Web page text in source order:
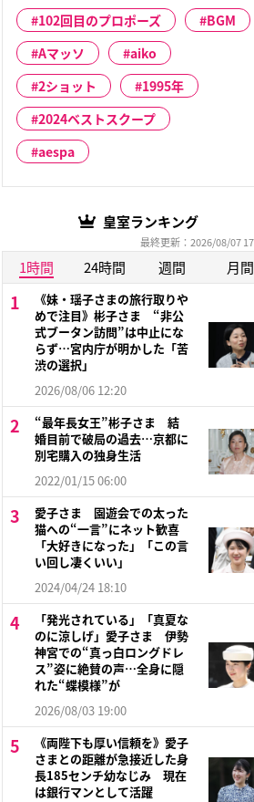
102回目のプロポーズ
BGM
Aマッソ
aiko
2ショット
1995年
2024ベストスクープ
aespa
皇室ランキング
最終更新：2026/08/07
1時間 24時間 週間 月間
《妹・瑶子さまの旅行取りや
めで注目》彬子さま “非公
式ブータン訪問”は中止にな
らず…宮内庁が明かした「苦
渋の選択」
2026/08/06 12:20
“最年長女王”彬子さま 結
婚目前で破局の過去…京都に
別宅購入の独身生活
2022/01/15 06:00
愛子さま 園遊会での太った
猫への“一言”にネット歓喜
「大好きになった」「この言
い回し凄くいい」
2024/04/24 18:10
「発光されている」「真夏な
のに涼しげ」愛子さま 伊勢
神宮での“真っ白ロングドレ
ス”姿に絶賛の声…全身に隠
れた“蝶模様”が
2026/08/03 19:00
《両陛下も厚い信頼を》愛子
さまとの距離が急接近した身
長185センチ幼なじみ 現在
は銀行マンとして活躍